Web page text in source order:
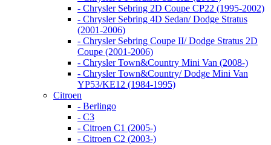
- Chrysler Sebring 2D Coupe CP22 (1995-2002)
- Chrysler Sebring 4D Sedan/ Dodge Stratus
(2001-2006)
- Chrysler Sebring Coupe II/ Dodge Stratus 2D
Coupe (2001-2006)
- Chrysler Town&Country Mini Van (2008-)
- Chrysler Town&Country/ Dodge Mini Van
YP53/KE12 (1984-1995)
Citroen
- Berlingo
- C3
- Citroen C1 (2005-)
- Citroen C2 (2003-)